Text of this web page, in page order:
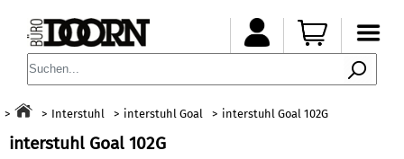
Interstuhl interstuhl Goal interstuhl Goal 102G
interstuhl Goal 102G